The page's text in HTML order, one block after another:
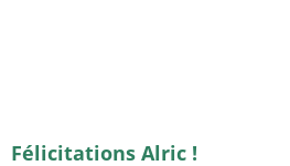
Félicitations Alric !